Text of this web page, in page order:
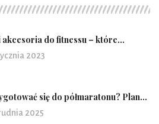
akcesoria do fitnessu – które...
2023
się do półmaratonu? Plan...
2025